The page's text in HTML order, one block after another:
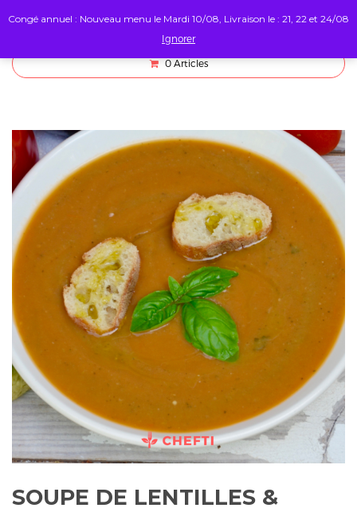
0 Articles
SOUPE DE LENTILLES &
Congé annuel : Nouveau menu le Mardi 10/08, Livraison le : 21, 22 et 24/08
Ignorer